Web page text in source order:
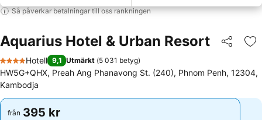
Så påverkar betalningar till oss rankningen
Aquarius Hotel & Urban Resort Dela
4 Stjärnor
Hotell 9,1 Utmärkt (5 031 betyg)
HW5G+QHX, Preah Ang Phanavong St. (240), Phnom Penh, 12304,
Kambodja
från 395 kr
från 395 kr